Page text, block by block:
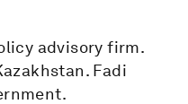
advisory firm.
Fadi